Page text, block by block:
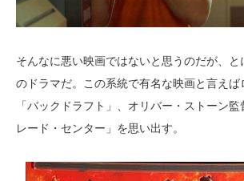
そんなに悪い映画ではないと思うのだが、と
のドラマだ。この系統で有名な映画と言えば
「バックドラフト」、オリバー・ストーン
レード・センター」を思い出す。